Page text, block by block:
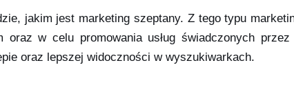
jakim jest marketing szeptany. Z tego typu
oraz w celu promowania usług świadczonych
oraz lepszej widoczności w wyszukiwarkach.